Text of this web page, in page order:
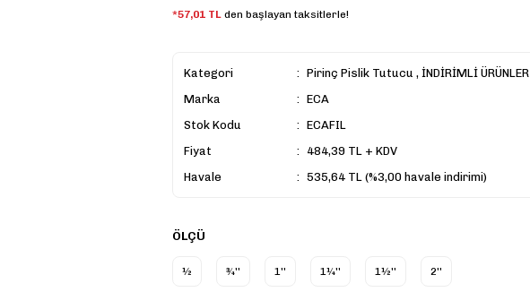
*57,01 TL den başlayan taksitlerle!
Kategori Pirinç Pislik Tutucu , İNDİRİMLİ ÜRÜNLER
Marka
ECA
Stok Kodu
ECAFIL
Fiyat
484,39 TL + KDV
Havale
535,64 TL (%3,00 havale indirimi)
ÖLÇÜ
½ ¾'' 1'' 1¼'' 1½'' 2''